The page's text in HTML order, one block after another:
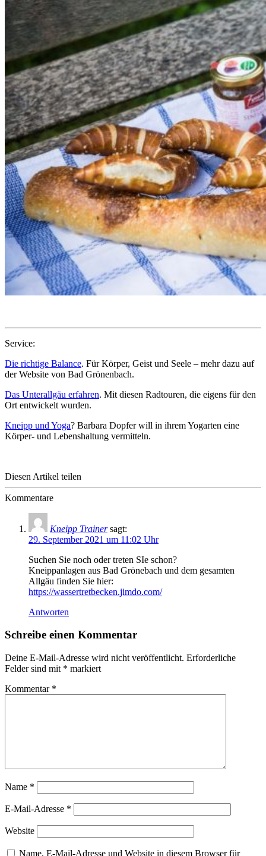
Service:
Die richtige Balance. Für Körper, Geist und Seele – mehr dazu auf
der Website von Bad Grönenbach.
Das Unterallgäu erfahren. Mit diesen Radtouren, die eigens für den
Ort entwickelt wurden.
Kneipp und Yoga? Barbara Dopfer will in ihrem Yogarten eine
Körper- und Lebenshaltung vermitteln.
Diesen Artikel teilen
Kommentare
Kneipp Trainer sagt:
29. September 2021 um 11:02 Uhr
Suchen Sie noch oder treten SIe schon?
Kneippanlagen aus Bad Grönebach und dem gesamten
Allgäu finden Sie hier:
https://wassertretbecken.jimdo.com/
Antworten
Schreibe einen Kommentar
Deine E-Mail-Adresse wird nicht veröffentlicht. Erforderliche
Felder sind mit * markiert
Kommentar *
Name *
E-Mail-Adresse *
Website
Name, E-Mail-Adresse und Website in diesem Browser für